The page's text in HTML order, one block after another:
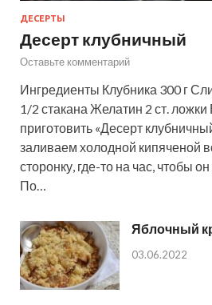
ДЕСЕРТЫ
Десерт клубничный
Оставьте комментарий
Ингредиенты Клубника 300 г
1/2 стакана Желатин 2 ст.
приготовить «Десерт
заливаем холодной кипяченой
сторонку, где-то на час, чтобы
По…
Яблочный
03.06.2022